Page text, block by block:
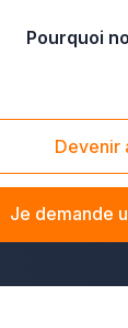
Pourquoi
Devenir
Je demande
être rêvez-